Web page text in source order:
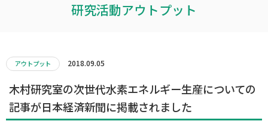
研究活動アウトプット
アウトプット 2018.09.05
木村研究室の次世代水素エネルギー生産についての
記事が日本経済新聞に掲載されました